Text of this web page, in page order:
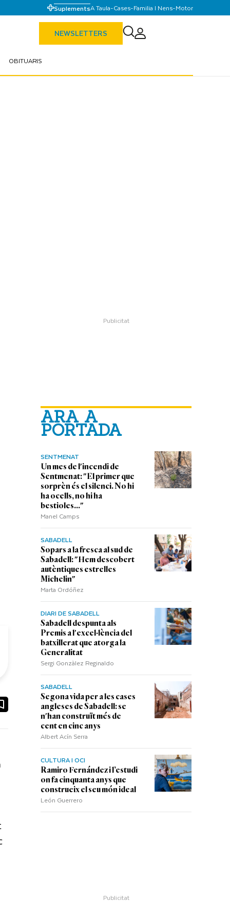
SuplementsA Taula-Cases-Familia I Nens-Motor
NEWSLETTERS
OBITUARIS
ARA A
PORTADA
SENTMENAT
Un mes de l'incendi de
Sentmenat: "El primer que
sorprèn és el silenci. No hi
ha ocells, no hi ha
bestioles..."
Manel Camps
SABADELL
Sopars a la fresca al sud de
Sabadell: "Hem descobert
autèntiques estrelles
Michelin"
Marta Ordóñez
DIARI DE SABADELL
Sabadell despunta als
Premis a l'excel·lència del
batxillerat que atorga la
Generalitat
Sergi Gonzàlez Reginaldo
SABADELL
Segona vida per a les cases
angleses de Sabadell: se
n'han construït més de
cent en cinc anys
Albert Acín Serra
CULTURA I OCI
Ramiro Fernández i l’estudi
on fa cinquanta anys que
construeix el seu món ideal
León Guerrero